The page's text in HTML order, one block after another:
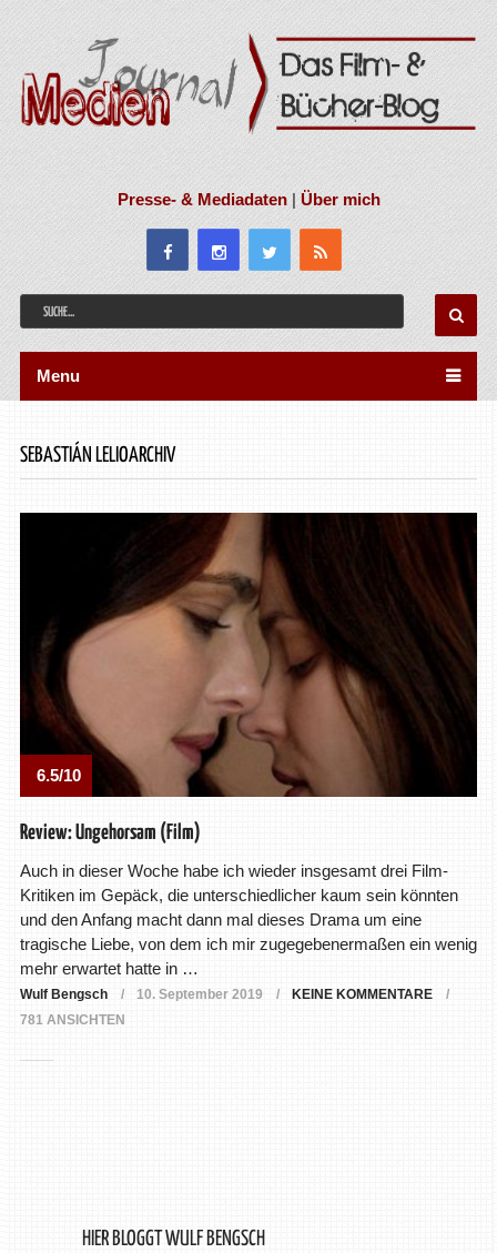
Presse- & Mediadaten|Über mich
Menu
SEBASTIÁN LELIOARCHIV
6.5/10
Review: Ungehorsam (Film)
Auch in dieser Woche habe ich wieder insgesamt drei Film-
Kritiken im Gepäck, die unterschiedlicher kaum sein könnten
und den Anfang macht dann mal dieses Drama um eine
tragische Liebe, von dem ich mir zugegebenermaßen ein wenig
mehr erwartet hatte in …
Wulf Bengsch 10. September 2019
KEINE KOMMENTARE
781 ANSICHTEN
HIER BLOGGT WULF BENGSCH